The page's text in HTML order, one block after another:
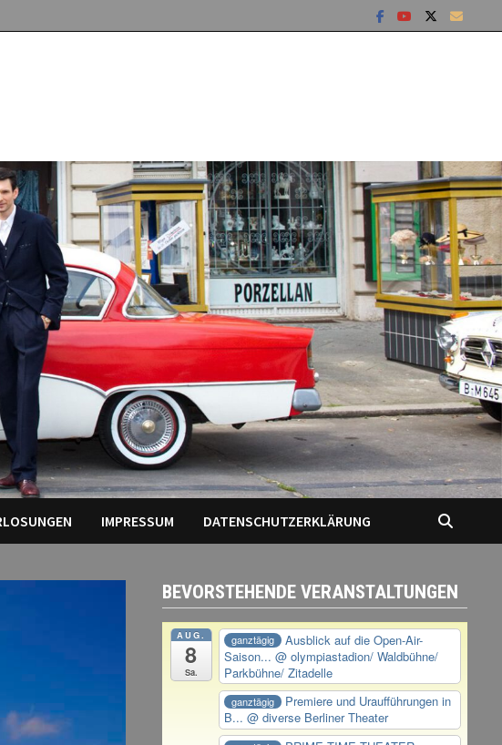
IMPRESSUM DATENSCHUTZERKLÄRUNG
BEVORSTEHENDE VERANSTALTUNGEN
AUG.
8
Sa.
ganztägig
Ausblick auf die Open-Air-
Saison...@ olympiastadion/ Waldbühne/
Parkbühne/ Zitadelle
ganztägig
Premiere und Uraufführungen in
B...@ diverse Berliner Theater